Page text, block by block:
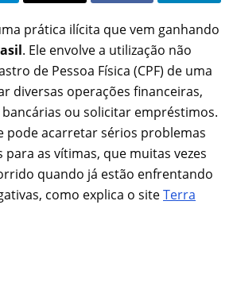
prática ilícita que vem ganhando
. Ele envolve a utilização não
de Pessoa Física (CPF) de uma
diversas operações financeiras,
ou solicitar empréstimos.
pode acarretar sérios problemas
para as vítimas, que muitas vezes
quando já estão enfrentando
como explica o siteTerra